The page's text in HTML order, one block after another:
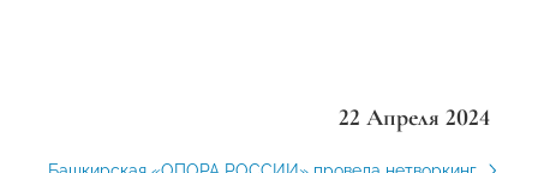
22 Апреля 2024